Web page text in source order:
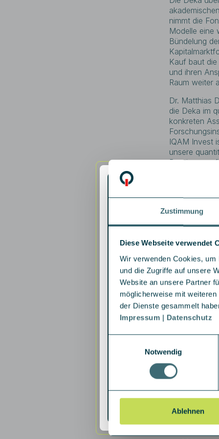
Zustimmung
Diese Webseite verwendet
Wir verwenden Cookies,
und die Zugriffe auf unsere
Website an unsere Partner
möglicherweise mit
der Dienste gesammelt
Impressum | Datenschutz
Notwendig
Ablehnen
nimmt die
Modelle eine
Bündelung
Kauf baut
und ihren
Raum weiter
Dr. Matthias
die Deka im
konkreten
IQAM Invest
unsere
Boutique
IQAM
Rahmen ihrer
europaweit
quantitatives
Methoden.“
Über die Deka:
Die
Mrd. Euro
eröffnet
Über IQAM
Ursprünglich
Bankhauses